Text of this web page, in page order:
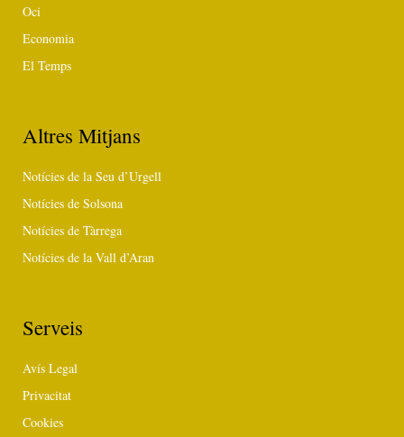
Oci
Economia
El Temps
Altres Mitjans
Notícies de la Seu d’Urgell
Notícies de Solsona
Notícies de Tàrrega
Notícies de la Vall d’Aran
Serveis
Avís Legal
Privacitat
Cookies